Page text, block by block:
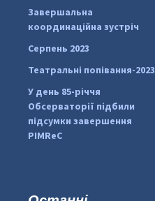
Завершальна
координаційна зустріч
Серпень 2023
Театральні попівання-2023
У день 85-річчя
Обсерваторії підбили
підсумки завершення
PIMReC